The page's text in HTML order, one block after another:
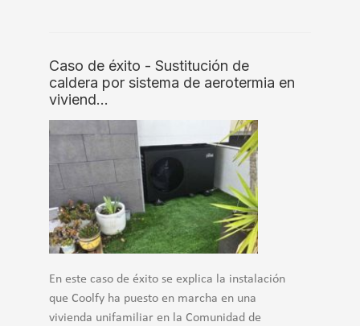
Caso de éxito - Sustitución de
caldera por sistema de aerotermia en
viviend…
En este caso de éxito se explica la instalación
que Coolfy ha puesto en marcha en una
vivienda unifamiliar en la Comunidad de